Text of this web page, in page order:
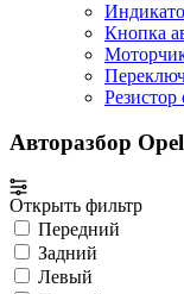
Кнопка
Резистор
Авторазбор
Открыть фильтр
Передний
Задний
Левый